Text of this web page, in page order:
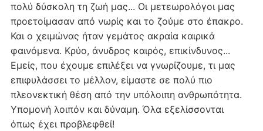
πολύ δύσκολη τη ζωή μας... Οι μετεωρολόγοι μας
προετοίμασαν από νωρίς και το ζούμε στο έπακρο.
Και ο χειμώνας ήταν γεμάτος ακραία καιρικά
φαινόμενα. Κρύο, άνυδρος καιρός, επικίνδυνος...
Εμείς, που έχουμε επιλέξει να γνωρίζουμε, τι μας
επιφυλάσσει το μέλλον, είμαστε σε πολύ πιο
πλεονεκτική θέση από την υπόλοιπη ανθρωπότητα.
Υπομονή λοιπόν και δύναμη. Όλα εξελίσσονται
όπως έχει προβλεφθεί!